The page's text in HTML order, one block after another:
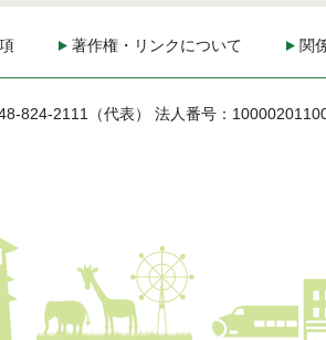
著作権・リンクについて 関
824-2111（代表） 法人番号：